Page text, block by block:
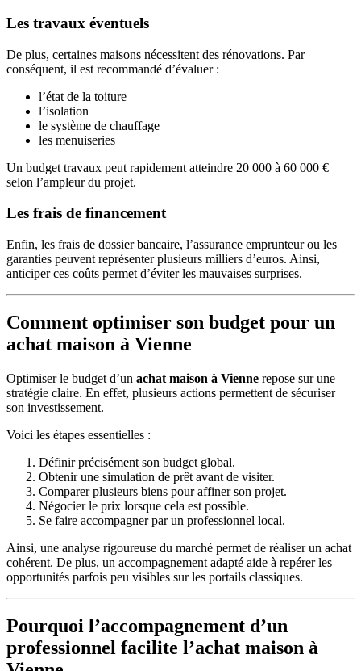
Les travaux éventuels
De plus, certaines maisons nécessitent des rénovations. Par
conséquent, il est recommandé d’évaluer :
l’état de la toiture
l’isolation
le système de chauffage
les menuiseries
Un budget travaux peut rapidement atteindre 20 000 à 60 000 €
selon l’ampleur du projet.
Les frais de financement
Enfin, les frais de dossier bancaire, l’assurance emprunteur ou les
garanties peuvent représenter plusieurs milliers d’euros. Ainsi,
anticiper ces coûts permet d’éviter les mauvaises surprises.
Comment optimiser son budget pour un
achat maison à Vienne
Optimiser le budget d’un achat maison à Vienne repose sur une
stratégie claire. En effet, plusieurs actions permettent de sécuriser
son investissement.
Voici les étapes essentielles :
Définir précisément son budget global.
Obtenir une simulation de prêt avant de visiter.
Comparer plusieurs biens pour affiner son projet.
Négocier le prix lorsque cela est possible.
Se faire accompagner par un professionnel local.
Ainsi, une analyse rigoureuse du marché permet de réaliser un achat
cohérent. De plus, un accompagnement adapté aide à repérer les
opportunités parfois peu visibles sur les portails classiques.
Pourquoi l’accompagnement d’un
professionnel facilite l’achat maison à